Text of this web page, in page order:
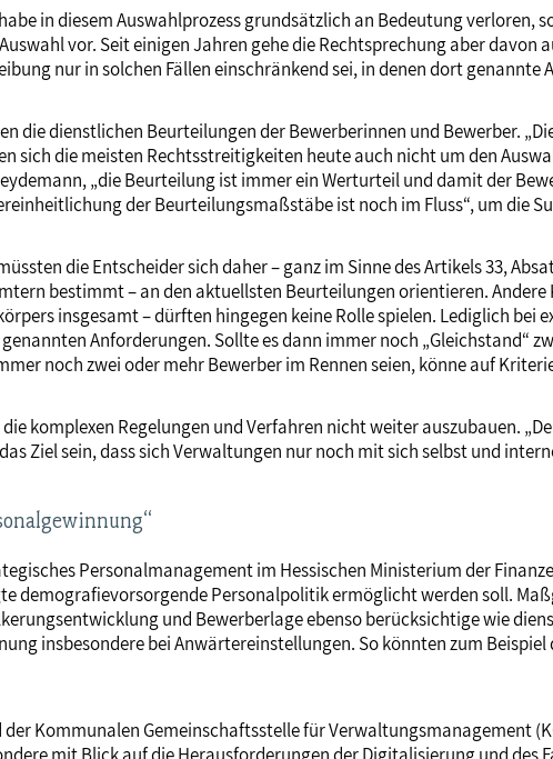
in diesem Auswahlprozess grundsätzlich an Bedeutung
vor. Seit einigen Jahren gehe die Rechtsprechung aber
nur in solchen Fällen einschränkend sei, in denen dort
die dienstlichen Beurteilungen der Bewerberinnen und Bewerber.
sich die meisten Rechtsstreitigkeiten heute auch nicht um den
„die Beurteilung ist immer ein Werturteil und damit der
der Beurteilungsmaßstäbe ist noch im Fluss“, um die
die Entscheider sich daher – ganz im Sinne des Artikels 33,
bestimmt – an den aktuellsten Beurteilungen orientieren.
insgesamt – dürften hingegen keine Rolle spielen. Lediglich
Anforderungen. Sollte es dann immer noch „Gleichstand“
noch zwei oder mehr Bewerber im Rennen seien, könne auf
komplexen Regelungen und Verfahren nicht weiter auszubauen.
Ziel sein, dass sich Verwaltungen nur noch mit sich selbst und
Personalmanagement im Hessischen Ministerium der
demografievorsorgende Personalpolitik ermöglicht werden soll.
und Bewerberlage ebenso berücksichtige wie
insbesondere bei Anwärtereinstellungen. So könnten zum
Kommunalen Gemeinschaftsstelle für Verwaltungsmanagement